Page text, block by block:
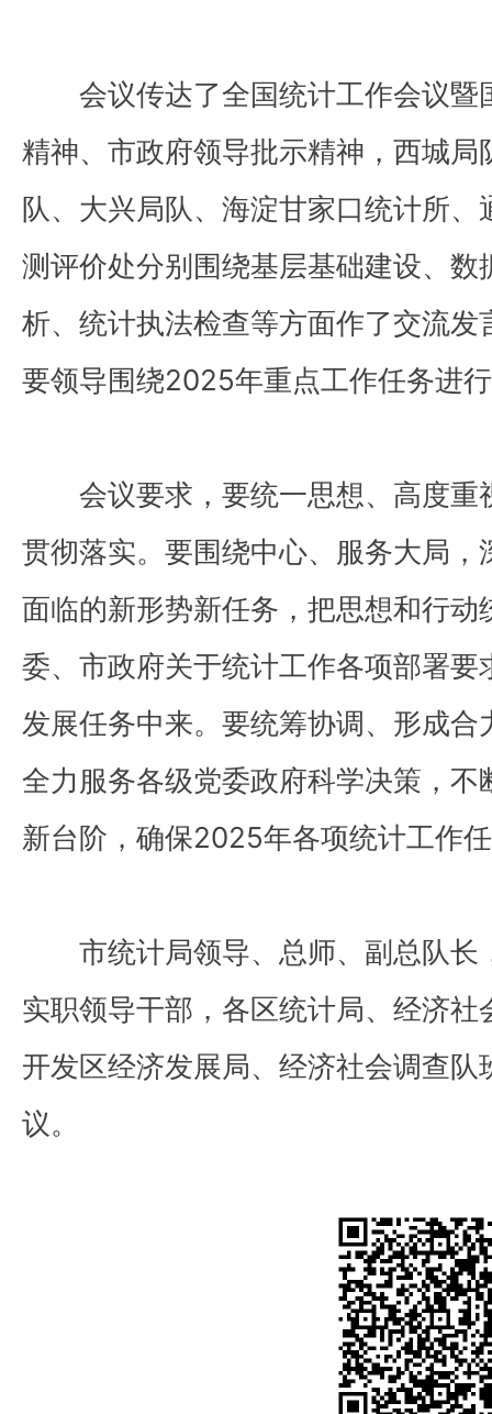
会议传达了全国统计工作会议
精神、市政府领导批示精神，西城
队、大兴局队、海淀甘家口统计所
测评价处分别围绕基层基础建设、
析、统计执法检查等方面作了交流
要领导围绕2025年重点工作任务进
会议要求，要统一思想、高度
贯彻落实。要围绕中心、服务大局
面临的新形势新任务，把思想和行动
委、市政府关于统计工作各项部署
发展任务中来。要统筹协调、形成
全力服务各级党委政府科学决策，
新台阶，确保2025年各项统计工作
市统计局领导、总师、副总队
实职领导干部，各区统计局、经济
开发区经济发展局、经济社会调查
议。